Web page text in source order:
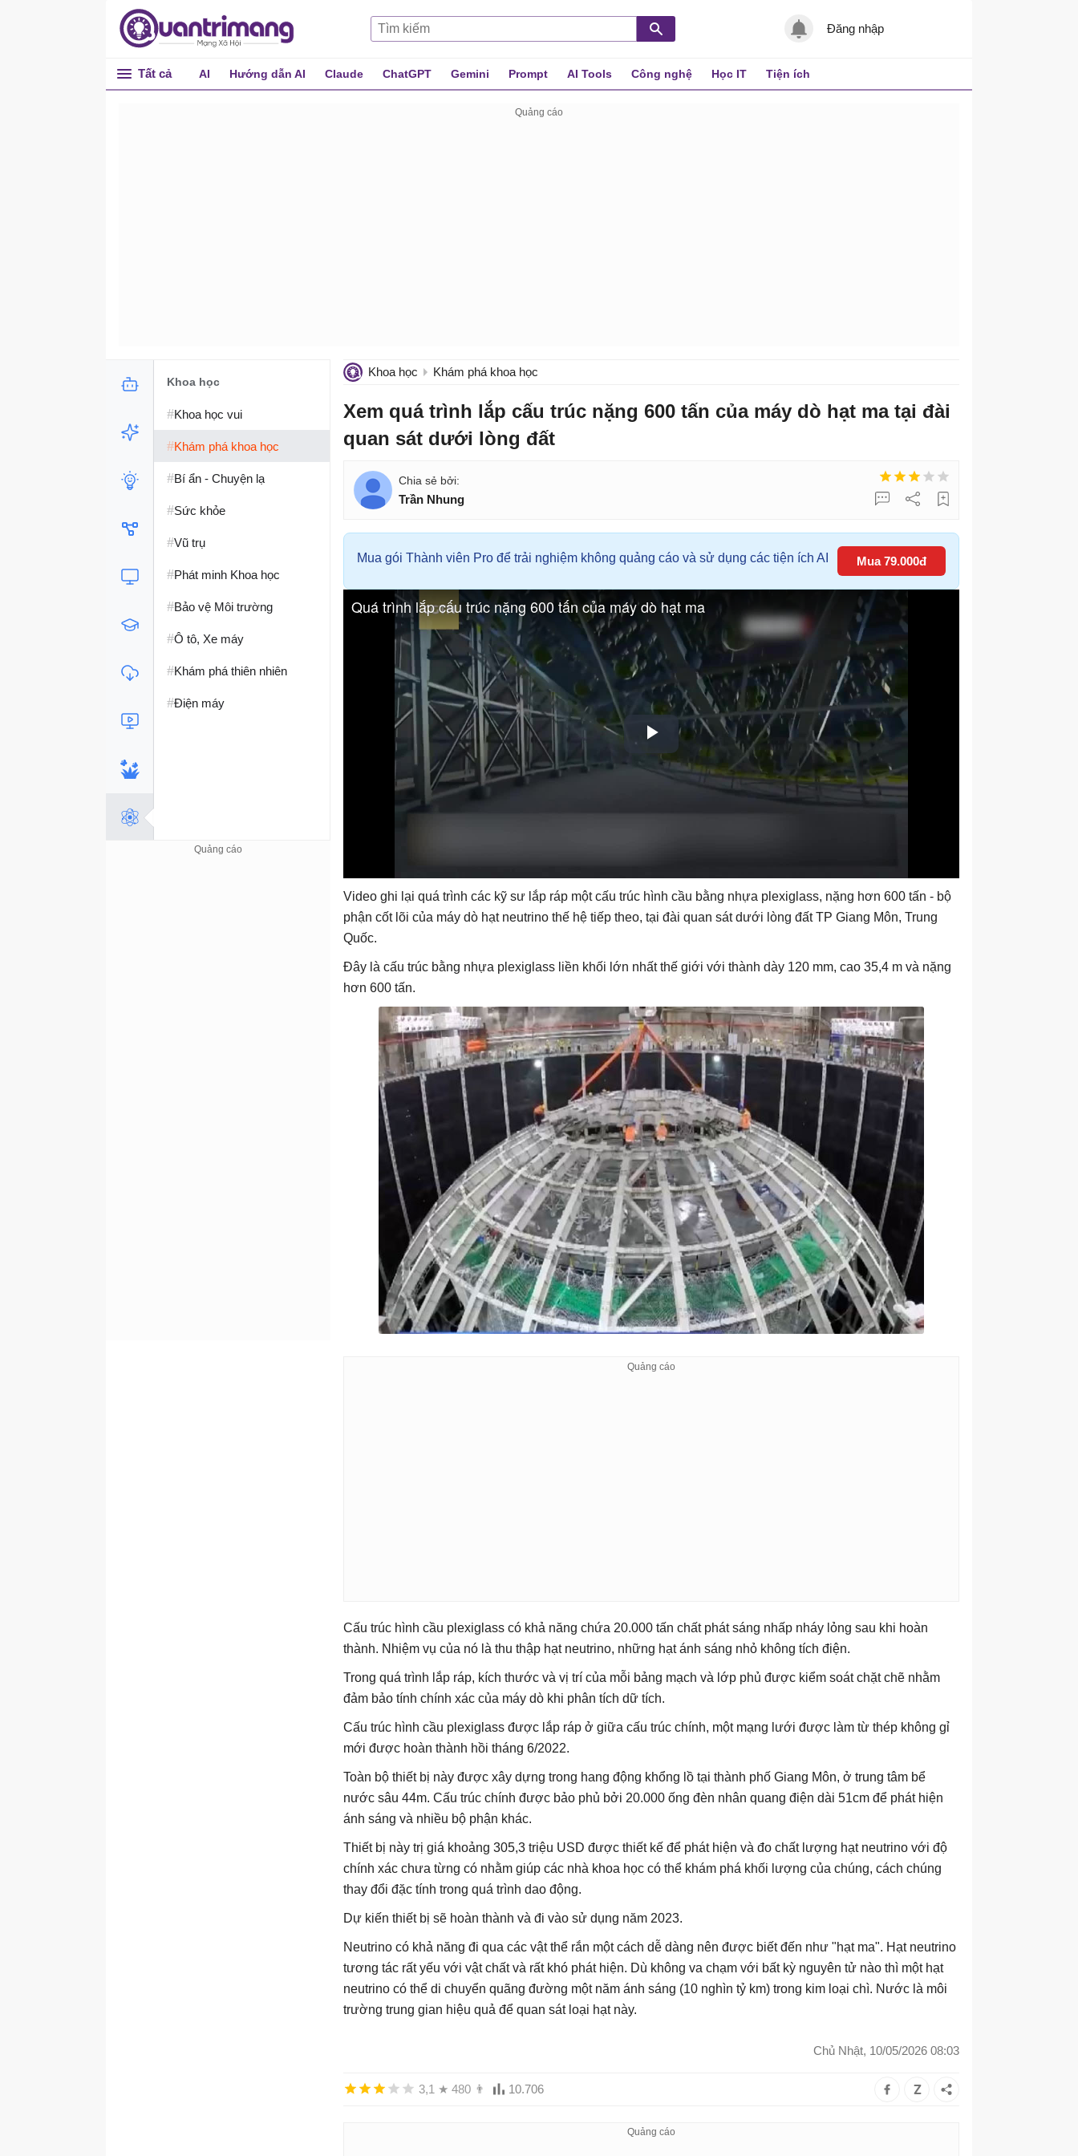
Đăng nhập
Tất cả AI Hướng dẫn AI Claude ChatGPT Gemini Prompt AI Tools Công nghệ Học IT Tiện ích
Khoa học Khám phá khoa học
Xem quá trình lắp cấu trúc nặng 600 tấn của máy dò hạt ma tại đài
quan sát dưới lòng đất
Trần Nhung
Mua gói Thành viên Pro để trải nghiệm không quảng cáo và sử dụng các tiện ích AI Mua 79.000đ
Video ghi lại quá trình các kỹ sư lắp ráp một cấu trúc hình cầu bằng nhựa plexiglass, nặng hơn 600 tấn - bộ
phận cốt lõi của máy dò hạt neutrino thế hệ tiếp theo, tại đài quan sát dưới lòng đất TP Giang Môn, Trung
Quốc.
Đây là cấu trúc bằng nhựa plexiglass liền khối lớn nhất thế giới với thành dày 120 mm, cao 35,4 m và nặng
hơn 600 tấn.
Cấu trúc hình cầu plexiglass có khả năng chứa 20.000 tấn chất phát sáng nhấp nháy lỏng sau khi hoàn
thành. Nhiệm vụ của nó là thu thập hạt neutrino, những hạt ánh sáng nhỏ không tích điện.
Trong quá trình lắp ráp, kích thước và vị trí của mỗi bảng mạch và lớp phủ được kiểm soát chặt chẽ nhằm
đảm bảo tính chính xác của máy dò khi phân tích dữ tích.
Cấu trúc hình cầu plexiglass được lắp ráp ở giữa cấu trúc chính, một mạng lưới được làm từ thép không gỉ
mới được hoàn thành hồi tháng 6/2022.
Toàn bộ thiết bị này được xây dựng trong hang động khổng lồ tại thành phố Giang Môn, ở trung tâm bể
nước sâu 44m. Cấu trúc chính được bảo phủ bởi 20.000 ống đèn nhân quang điện dài 51cm để phát hiện
ánh sáng và nhiều bộ phận khác.
Thiết bị này trị giá khoảng 305,3 triệu USD được thiết kế để phát hiện và đo chất lượng hạt neutrino với độ
chính xác chưa từng có nhằm giúp các nhà khoa học có thể khám phá khối lượng của chúng, cách chúng
thay đổi đặc tính trong quá trình dao động.
Dự kiến thiết bị sẽ hoàn thành và đi vào sử dụng năm 2023.
Neutrino có khả năng đi qua các vật thể rắn một cách dễ dàng nên được biết đến như "hạt ma". Hạt neutrino
tương tác rất yếu với vật chất và rất khó phát hiện. Dù không va chạm với bất kỳ nguyên tử nào thì một hạt
neutrino có thể di chuyển quãng đường một năm ánh sáng (10 nghìn tỷ km) trong kim loại chì. Nước là môi
trường trung gian hiệu quả để quan sát loại hạt này.
Chủ Nhật, 10/05/2026 08:03
3,1 ★ 480 👨 10.706
Khoa học
#Khoa học vui
#Khám phá khoa học
#Bí ẩn - Chuyện lạ
#Sức khỏe
#Vũ trụ
#Phát minh Khoa học
#Bảo vệ Môi trường
#Ô tô, Xe máy
#Khám phá thiên nhiên
#Điện máy